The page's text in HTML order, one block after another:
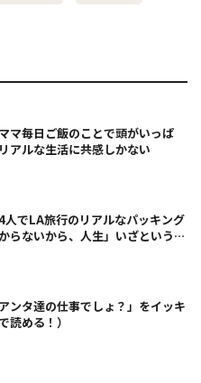
マ毎日ご飯のことで頭がいっぱ
アルな生活に共感しかない
人でLA旅行のリアルなパッキング
らないから、人生」いざというと
ンタ達の仕事でしょ？」をイッキ
読める！）